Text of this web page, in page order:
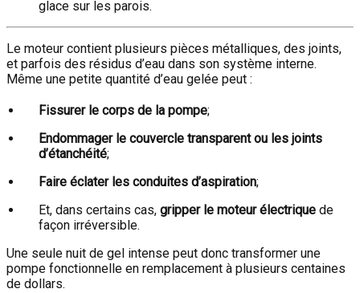
glace sur les parois.
Le moteur contient plusieurs pièces métalliques, des joints,
et parfois des résidus d’eau dans son système interne.
Même une petite quantité d’eau gelée peut :
Fissurer le corps de la pompe;
Endommager le couvercle transparent ou les joints
d’étanchéité;
Faire éclater les conduites d’aspiration;
Et, dans certains cas, gripper le moteur électrique de
façon irréversible.
Une seule nuit de gel intense peut donc transformer une
pompe fonctionnelle en remplacement à plusieurs centaines
de dollars.